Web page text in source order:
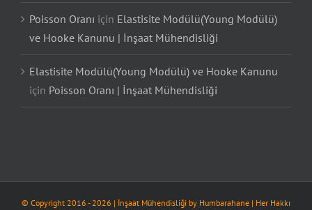
Poisson Oranı için Elastisite Modülü(Young Modülü)
ve Hooke Kanunu | İnşaat Mühendisliği
Elastisite Modülü(Young Modülü) ve Hooke Kanunu
için Poisson Oranı | İnşaat Mühendisliği
© Copyright 2016 -2026 | İnşaat Mühendisliği by Humbarahane | Her Hakkı